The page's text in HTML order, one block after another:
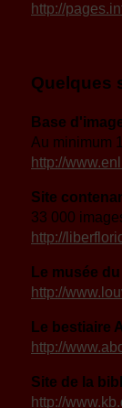
http://
Quelques
Base
Au minimum
http://
Site
33 000
http://
Le musée
http://
Le bestiaire
http://
Site de la
http://